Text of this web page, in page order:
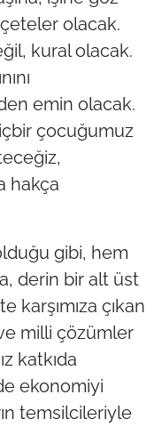
olacak.
kural olacak.
emin olacak.
çocuğumuz
hakça
gibi, hem
derin bir alt üst
karşımıza çıkan
milli çözümler
katkıda
ekonomiyi
temsilcileriyle